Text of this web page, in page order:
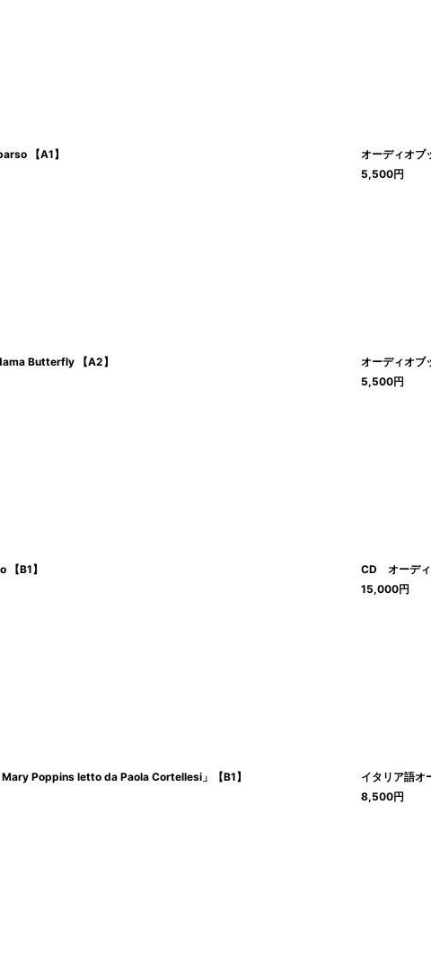
【A1】
オーディオブ
5,500円
Butterfly 【A2】
オーディオブ
5,500円
B1】
CD オーディ
15,000円
Mary Poppins letto da Paola Cortellesi」【B1】
イタリア語オ
8,500円